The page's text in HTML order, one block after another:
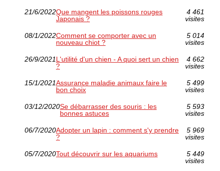
21/6/2022Que mangent les poissons rouges
Japonais ?
4 461
visites
08/1/2022Comment se comporter avec un
nouveau chiot ?
5 014
visites
26/9/2021L'utilité d'un chien - A quoi sert un chien
?
4 662
visites
15/1/2021Assurance maladie animaux faire le
bon choix
5 499
visites
03/12/2020Se débarrasser des souris : les
bonnes astuces
5 593
visites
06/7/2020Adopter un lapin : comment s'y prendre
?
5 969
visites
05/7/2020Tout découvrir sur les aquariums
5 449
visites